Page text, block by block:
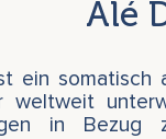
Alé
ein somatisch
weltweit
in Bezug